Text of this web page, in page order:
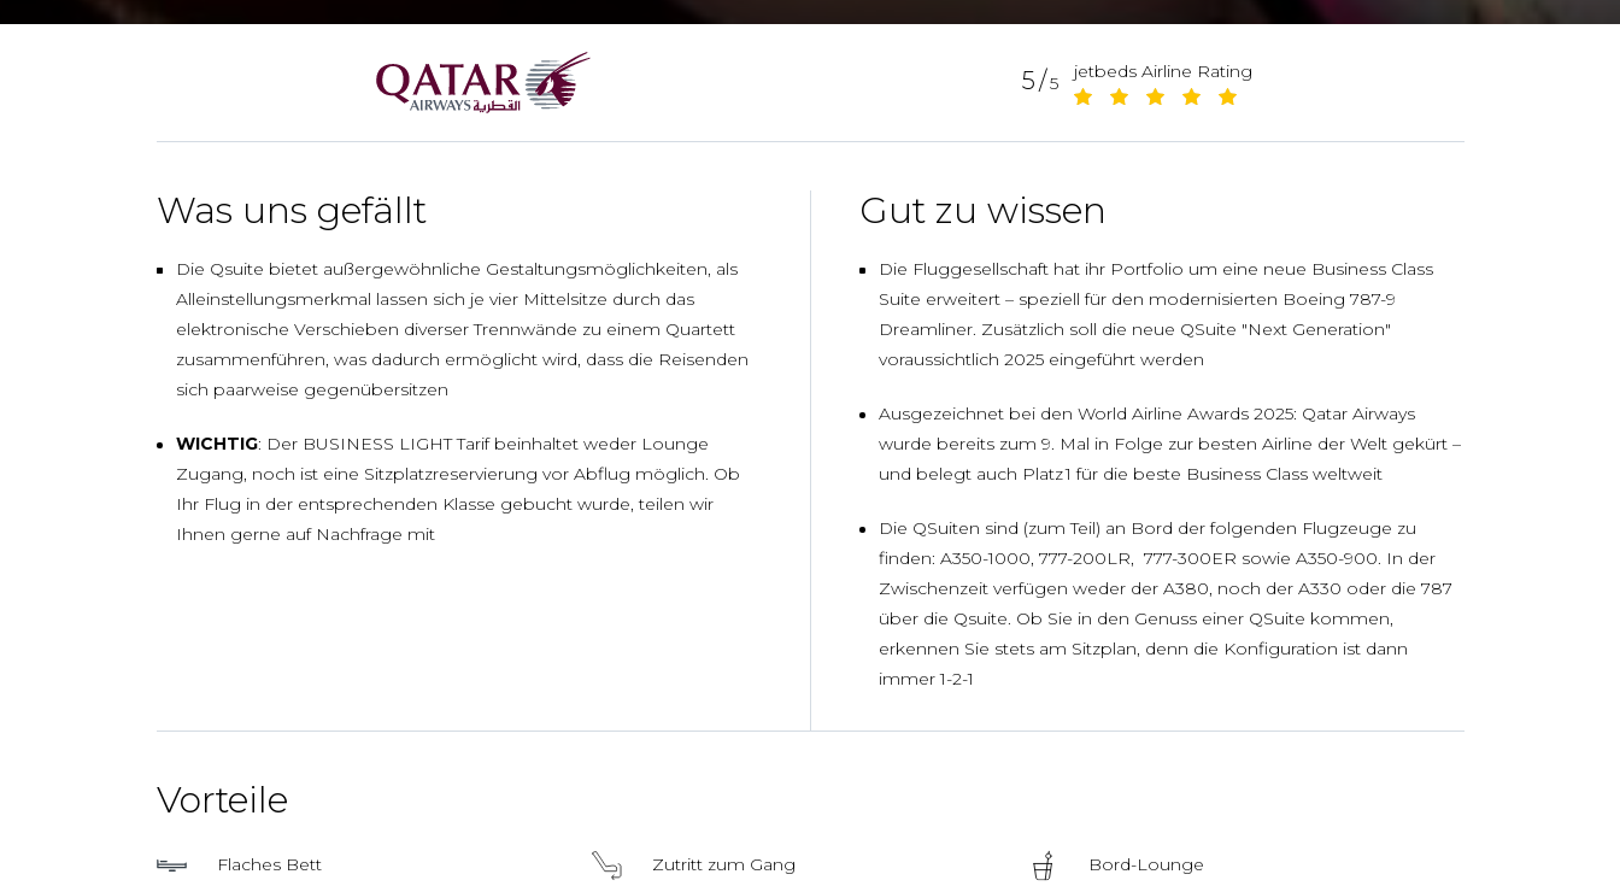
5/5
jetbeds Airline Rating
Was uns gefällt
Die Qsuite bietet außergewöhnliche Gestaltungsmöglichkeiten, als
Alleinstellungsmerkmal lassen sich je vier Mittelsitze durch das
elektronische Verschieben diverser Trennwände zu einem Quartett
zusammenführen, was dadurch ermöglicht wird, dass die Reisenden
sich paarweise gegenübersitzen
WICHTIG: Der BUSINESS LIGHT Tarif beinhaltet weder Lounge
Zugang, noch ist eine Sitzplatzreservierung vor Abflug möglich. Ob
Ihr Flug in der entsprechenden Klasse gebucht wurde, teilen wir
Ihnen gerne auf Nachfrage mit
Gut zu wissen
Die Fluggesellschaft hat ihr Portfolio um eine neue Business Class
Suite erweitert – speziell für den modernisierten Boeing 787-9
Dreamliner. Zusätzlich soll die neue QSuite "Next Generation"
voraussichtlich 2025 eingeführt werden
Ausgezeichnet bei den World Airline Awards 2025: Qatar Airways
wurde bereits zum 9. Mal in Folge zur besten Airline der Welt gekürt –
und belegt auch Platz 1 für die beste Business Class weltweit
Die QSuiten sind (zum Teil) an Bord der folgenden Flugzeuge zu
finden: A350-1000, 777-200LR, 777-300ER sowie A350-900. In der
Zwischenzeit verfügen weder der A380, noch der A330 oder die 787
über die Qsuite. Ob Sie in den Genuss einer QSuite kommen,
erkennen Sie stets am Sitzplan, denn die Konfiguration ist dann
immer 1-2-1
Vorteile
Flaches Bett Zutritt zum Gang Bord-Lounge